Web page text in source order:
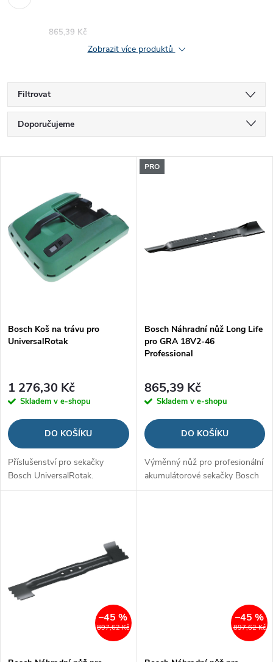
865,39 Kč
Zobrazit více produktů
Filtrovat
Ř
a
e
n
r
d
u
k
t
Doporučujeme
Nejprodávanější
Abecedně
p
p
r
o
d
u
k
Bosch Koš na trávu pro
UniversalRotak
1 276,30 Kč
Skladem v e-shopu
DO KOŠÍKU
Příslušenství pro sekačky
Bosch UniversalRotak.
PRO
Bosch Náhradní nůž Long Life
pro GRA 18V2-46
Professional
865,39 Kč
Skladem v e-shopu
DO KOŠÍKU
Výměnný nůž pro profesionální
akumulátorové sekačky Bosch
897,62 Kč
–45 %
897,62 Kč
–45 %